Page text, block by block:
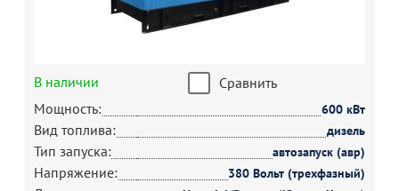
В наличии
Сравнить
Мощность:
600 кВт
Вид топлива: дизель
Тип запуска: автозапуск (авр)
Напряжение: 380 Вольт (трехфазный)